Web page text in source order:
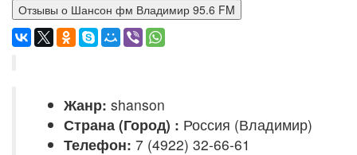
Отзывы о Шансон фм Владимир 95.6 FM
Жанр: shanson
Страна (Город) : Россия (Владимир)
Телефон: 7 (4922) 32-66-61